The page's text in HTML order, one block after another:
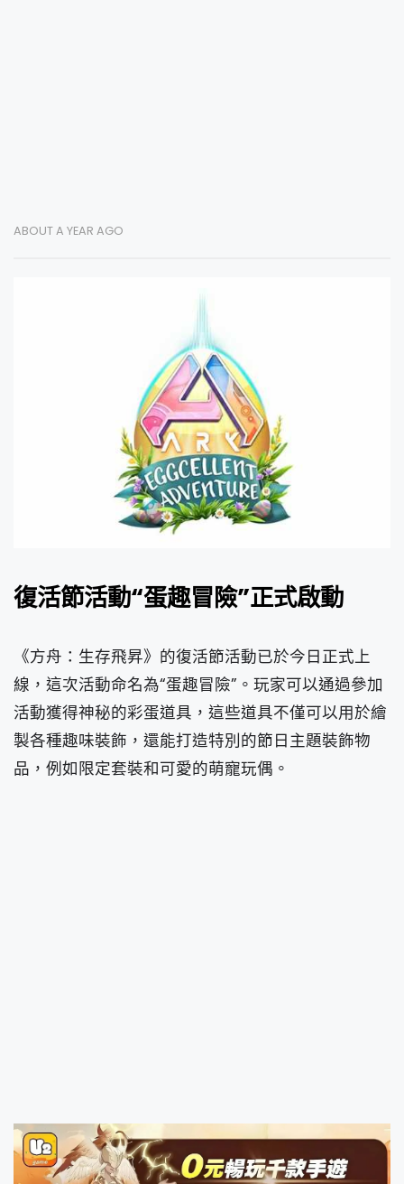
ABOUT A YEAR AGO
復活節活動“蛋趣冒險”正式啟動
《方舟：生存飛昇》的復活節活動已於今日正式上
線，這次活動命名為“蛋趣冒險”。玩家可以通過參加
活動獲得神秘的彩蛋道具，這些道具不僅可以用於繪
製各種趣味裝飾，還能打造特別的節日主題裝飾物
品，例如限定套裝和可愛的萌寵玩偶。